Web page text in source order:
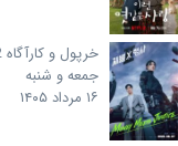
خرپول و کارآگاه 2
جمعه و شنبه
۱۶ مرداد ۱۴۰۵